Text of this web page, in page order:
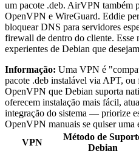
um pacote .deb. AirVPN também
OpenVPN e WireGuard. Eddie
bloquear DNS para servidores
firewall de dentro do cliente. Esse
experientes de Debian que
Informação: Uma VPN é
pacote .deb instalável via APT,
OpenVPN que Debian suporta
oferecem instalação mais fácil,
integração do sistema — priorize
OpenVPN manuais se quiser uma
VPN
Método de
Debian